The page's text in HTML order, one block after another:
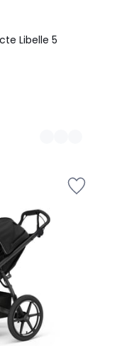
Libelle 5